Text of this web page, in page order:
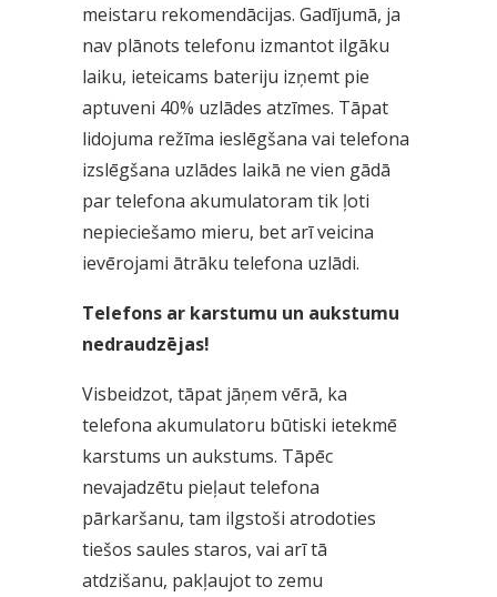
meistaru rekomendācijas. Gadījumā, ja
nav plānots telefonu izmantot ilgāku
laiku, ieteicams bateriju izņemt pie
aptuveni 40% uzlādes atzīmes. Tāpat
lidojuma režīma ieslēgšana vai telefona
izslēgšana uzlādes laikā ne vien gādā
par telefona akumulatoram tik ļoti
nepieciešamo mieru, bet arī veicina
ievērojami ātrāku telefona uzlādi.
Telefons ar karstumu un aukstumu
nedraudzējas!
Visbeidzot, tāpat jāņem vērā, ka
telefona akumulatoru būtiski ietekmē
karstums un aukstums. Tāpēc
nevajadzētu pieļaut telefona
pārkaršanu, tam ilgstoši atrodoties
tiešos saules staros, vai arī tā
atdzišanu, pakļaujot to zemu